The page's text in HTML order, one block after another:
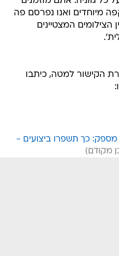
מיוחדים ואנו נפרסם פה
הצילומים המצטיינים
הקישור למטה, כיתבו
כך תשפרו ביצועים -